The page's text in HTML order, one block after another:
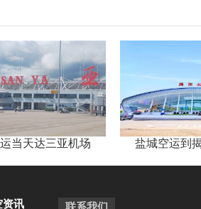
当天达三亚机场 盐城空运到
资讯